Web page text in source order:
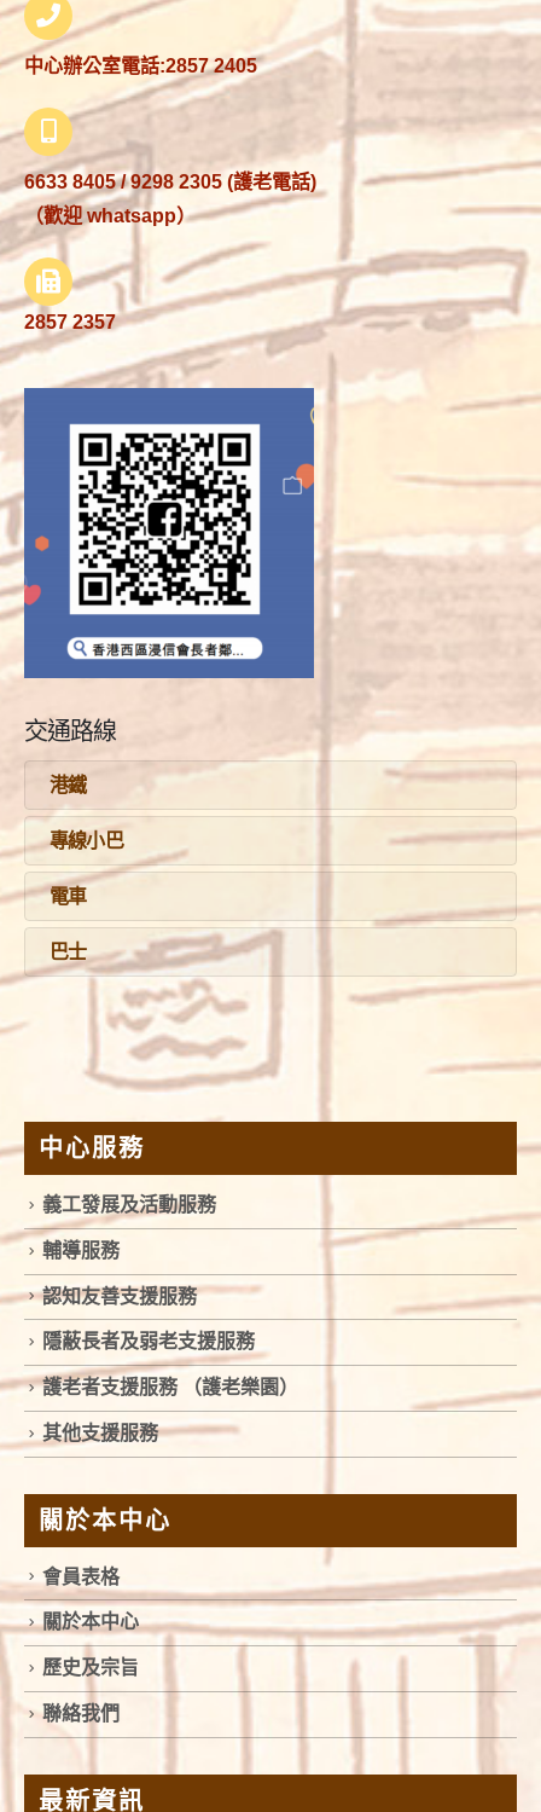
中心辦公室電話:2857 2405
6633 8405/9298 2305 (護老電話)
（歡迎 whatsapp）
2857 2357
交通路線
港鐵
專線小巴
電車
巴士
中心服務
義工發展及活動服務
輔導服務
認知友善支援服務
隱蔽長者及弱老支援服務
護老者支援服務 （護老樂園）
其他支援服務
關於本中心
會員表格
關於本中心
歷史及宗旨
聯絡我們
最新資訊